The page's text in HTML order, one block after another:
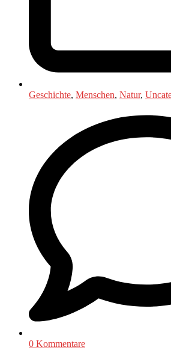
Geschichte, Menschen, Natur,
0 Kommentare